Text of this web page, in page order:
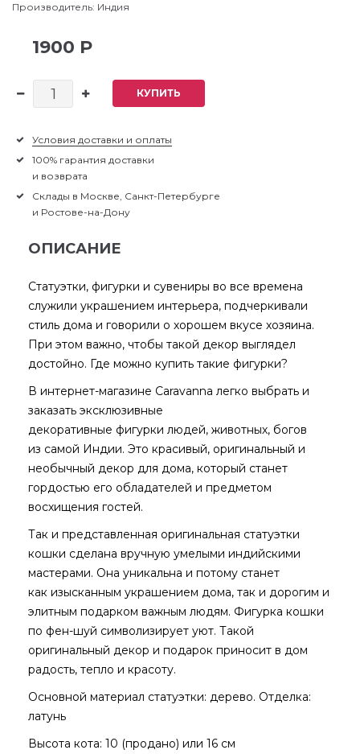
Производитель: Индия
1900 Р
КУПИТЬ
Условия доставки и оплаты
100% гарантия доставки
и возврата
Склады в Москве, Санкт-Петербурге
и Ростове-на-Дону
ОПИСАНИЕ
Статуэтки, фигурки и сувениры во все времена
служили украшением интерьера, подчеркивали
стиль дома и говорили о хорошем вкусе хозяина.
При этом важно, чтобы такой декор выглядел
достойно. Где можно купить такие фигурки?
В интернет-магазине Caravanna легко выбрать и
заказать эксклюзивные
декоративные фигурки людей, животных, богов
из самой Индии. Это красивый, оригинальный и
необычный декор для дома, который станет
гордостью его обладателей и предметом
восхищения гостей.
Так и представленная оригинальная статуэтки
кошки сделана вручную умелыми индийскими
мастерами. Она уникальна и потому станет
как изысканным украшением дома, так и дорогим и
элитным подарком важным людям. Фигурка кошки
по фен-шуй символизирует уют. Такой
оригинальный декор и подарок приносит в дом
радость, тепло и красоту.
Основной материал статуэтки: дерево. Отделка:
латунь
Высота кота: 10 (продано) или 16 см